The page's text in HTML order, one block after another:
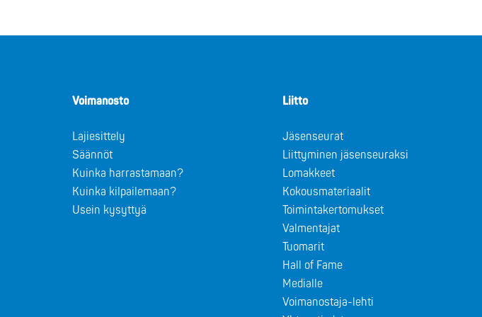
Voimanosto
Lajiesittely
Säännöt
Kuinka harrastamaan?
Kuinka kilpailemaan?
Usein kysyttyä
Liitto
Jäsenseurat
Liittyminen jäsenseuraksi
Lomakkeet
Kokousmateriaalit
Toimintakertomukset
Valmentajat
Tuomarit
Hall of Fame
Medialle
Voimanostaja-lehti